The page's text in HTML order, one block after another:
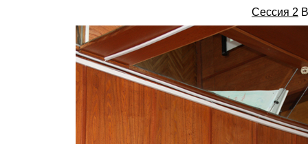
Сессия 2